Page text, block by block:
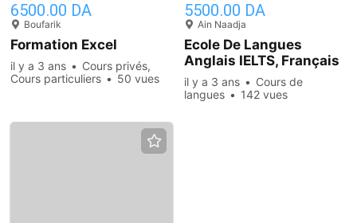
6500.00 DA
Boufarik
Formation Excel
il y a 3 ans
Cours privés,
Cours particuliers
50 vues
5500.00 DA
Ain Naadja
Ecole De Langues
Anglais IELTS, Français
TCF, Allemand, Turc,
Espagnol, Italien,
il y a 3 ans
Cours de
langues
142 vues